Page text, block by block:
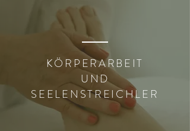
KÖRPERARBEIT
UND
SEELENSTREICHLER